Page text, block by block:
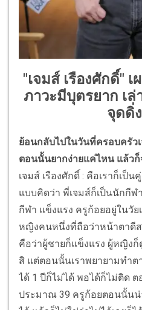
"เจมส์ เรืองศักดิ์"
ภาวะมีบุตรยาก เ
จุดดิ่
ย้อนกลับไปในวันที่ครอบครัว
ตอนนั้นยากง่ายแค่ไหน แล้ว
เจมส์ เรืองศักดิ์ : คือเราก็เป็
แบบคิดว่า พี่เจมส์ก็เป็นนักกีฬ
กีฬา แข็งแรง ครูก้อยอยู่ในวัย
หญิงคนหนึ่งที่ถือว่าหน้าตาดีส
คือว่าผู้ชายก็แข็งแรง ผู้หญิงก็
สิ แต่ตอนนั้นเราพยายามทำต
ได้ 1 ปีก็ไม่ได้ พอได้ก็ไม่ติด
ประมาณ 39 ครูก้อยตอนนั้นน่